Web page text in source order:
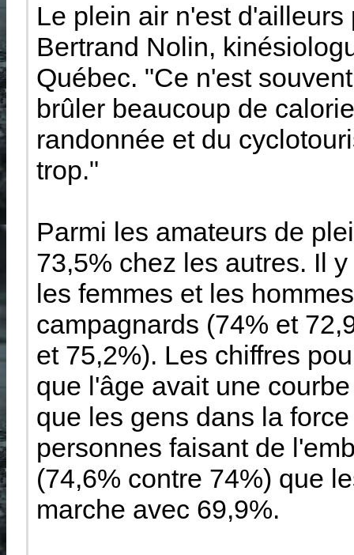
Le plein air n'est
Bertrand Nolin,
Québec. "Ce n'est
brûler beaucoup de
randonnée et du
trop."
Parmi les amateurs de
73,5% chez les autres. Il
les femmes et les
campagnards (74% et
et 75,2%). Les chiffres
que l'âge avait une
que les gens dans la
personnes faisant de
(74,6% contre 74%) que
marche avec 69,9%.